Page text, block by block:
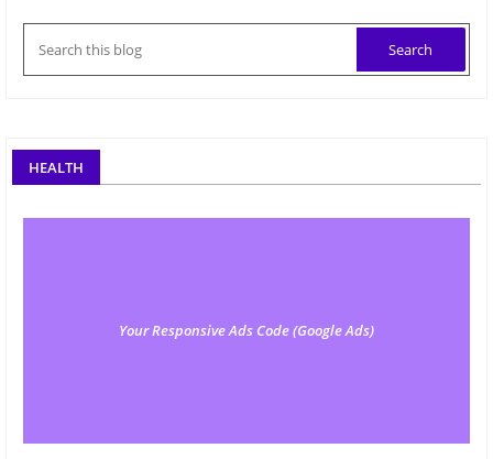
HEALTH
Your Responsive Ads Code (Google Ads)